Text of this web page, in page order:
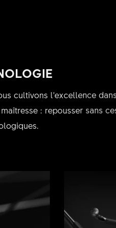
cultivons l’excellence
: repousser sans